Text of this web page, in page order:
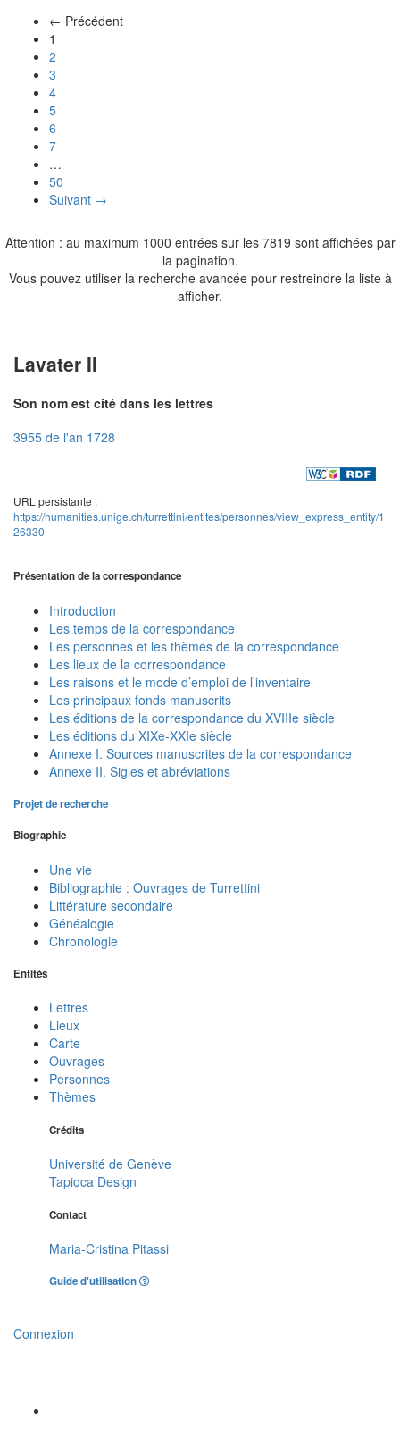
← Précédent
1
2
3
4
5
6
7
…
50
Suivant →
Attention : au maximum 1000 entrées sur les 7819 sont affichées par
la pagination.
Vous pouvez utiliser la recherche avancée pour restreindre la liste à
afficher.
Lavater II
Son nom est cité dans les lettres
3955 de l'an 1728
URL persistante :
https://humanities.unige.ch/turrettini/entites/personnes/view_express_entity/1
26330
Présentation de la correspondance
Introduction
Les temps de la correspondance
Les personnes et les thèmes de la correspondance
Les lieux de la correspondance
Les raisons et le mode d’emploi de l’inventaire
Les principaux fonds manuscrits
Les éditions de la correspondance du XVIIIe siècle
Les éditions du XIXe-XXIe siècle
Annexe I. Sources manuscrites de la correspondance
Annexe II. Sigles et abréviations
Projet de recherche
Biographie
Une vie
Bibliographie : Ouvrages de Turrettini
Littérature secondaire
Généalogie
Chronologie
Entités
Lettres
Lieux
Carte
Ouvrages
Personnes
Thèmes
Crédits
Université de Genève
Tapioca Design
Contact
Maria-Cristina Pitassi
Guide d'utilisation
Connexion